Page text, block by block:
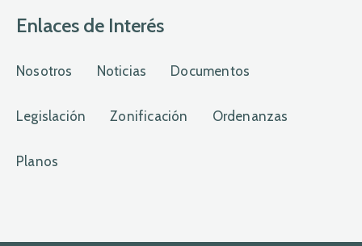
Enlaces de Interés
Nosotros Noticias Documentos
Legislación Zonificación Ordenanzas
Planos